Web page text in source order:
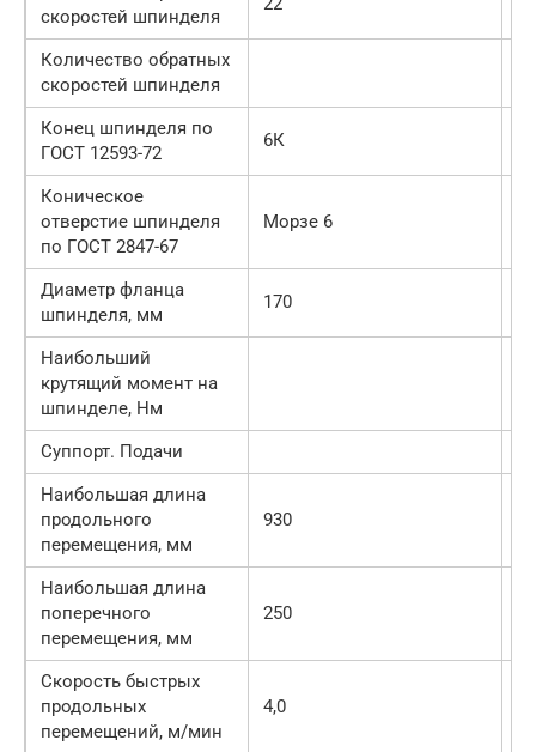
скоростей шпинделя
Количество обратных
скоростей шпинделя
Конец шпинделя по
ГОСТ 12593-72
6К
Коническое
отверстие шпинделя
по ГОСТ 2847-67
Морзе 6
Диаметр фланца
шпинделя, мм
170
Наибольший
крутящий момент на
шпинделе, Нм
Суппорт. Подачи
Наибольшая длина
продольного
перемещения, мм
930
Наибольшая длина
поперечного
перемещения, мм
250
Скорость быстрых
продольных
перемещений, м/мин
4,0